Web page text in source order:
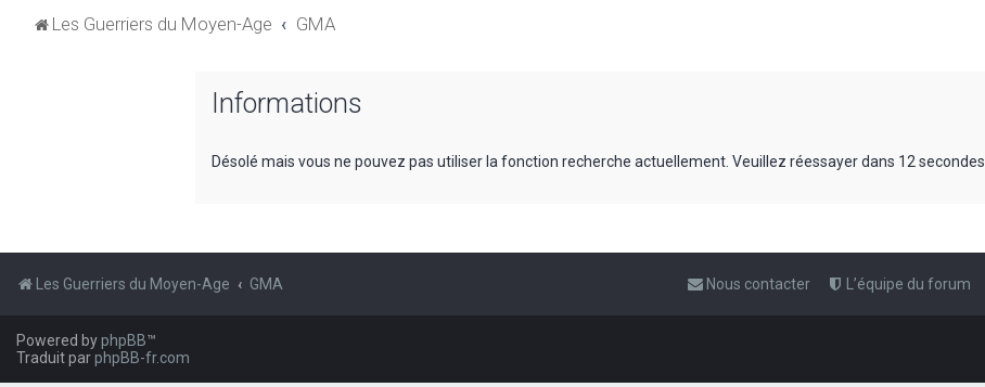
Les Guerriers du Moyen-Age GMA
Informations
Désolé mais vous ne pouvez pas utiliser la fonction recherche actuellement. Veuillez réessayer dans 12 secondes.
Les Guerriers du Moyen-Age GMA L’équipe du forum
Nous contacter
Powered byphpBB™
Traduit parphpBB-fr.com